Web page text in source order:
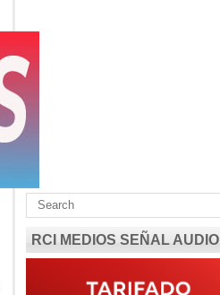
RCI MEDIOS SEÑAL AUDIO